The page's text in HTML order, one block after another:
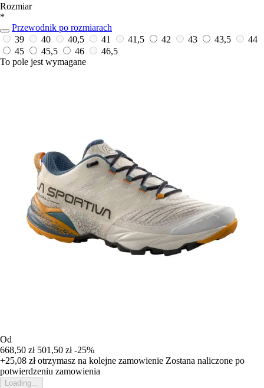
Rozmiar
*
Przewodnik po rozmiarach
39
40 40,5 41 41,5 42 43 43,5
44
45
45,5 46
46,5
To pole jest wymagane
Od
668,50 zł 501,50 zł -25%
+25,08 złotrzymasz na kolejne zamowienie Zostana naliczone po
potwierdzeniu zamowienia
Loading...